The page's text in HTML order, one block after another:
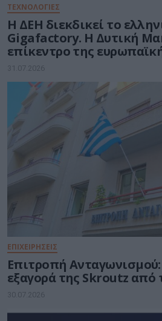
ΤΕΧΝΟΛΟΓΊΕΣ
Η ΔΕΗ διεκδικεί το
Gigafactory. Η Δυτική
επίκεντρο της
δισ. ευρώ για την
31.07.2026
ΕΠΙΧΕΙΡΉΣΕΙΣ
Επιτροπή Ανταγωνισμού:
εξαγορά της Skroutz από
30.07.2026